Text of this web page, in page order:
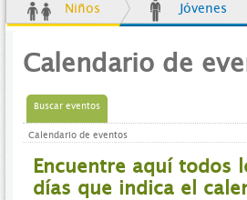
Niños Jóvenes
Calendario de
Buscar eventos
Calendario de eventos
Encuentre aquí todos
días que indica el